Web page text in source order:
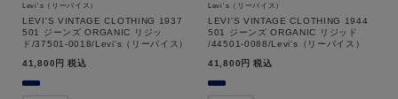
指定した条件をクリア
この条件で絞り込む
Levi's（リーバイス）
LEVI'S VINTAGE CLOTHING 1937
501 ジーンズ ORGANIC リジッ
ド/37501-0018/Levi's（リーバイス）
41,800
税込
Levi's（リーバイス）
LEVI'S VINTAGE CLOTHING 1944
501 ジーンズ ORGANIC リジッド
/44501-0088/Levi's（リーバイス）
41,800
税込